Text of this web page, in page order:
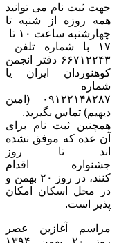
جهت ثبت نام می توانید
همه روزه از شنبه تا
چهارشنبه ساعت ۱۰ تا
۱۷ با شماره تلفن
۶۶۷۱۲۲۴۳ دفتر انجمن
کوهنوردان ایران یا
شماره
۰۹۱۲۲۱۴۸۲۸۷ (امین
دیهیم) تماس بگیرید.
همچنین ثبت نام برای
آن عده که موفق نشده
اند تا روز
جشنواره اقدام
کنند، در روز ۲۰ بهمن و
در محل اسکان امکان
پذیر است.
مراسم آغازین عصر